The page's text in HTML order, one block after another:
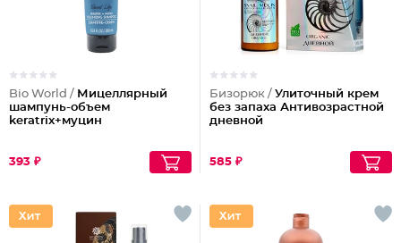
Bio World / Мицеллярный
шампунь-объем
keratrix+муцин
393 ₽
Бизорюк / Улиточный крем
без запаха Антивозрастной
дневной
585 ₽